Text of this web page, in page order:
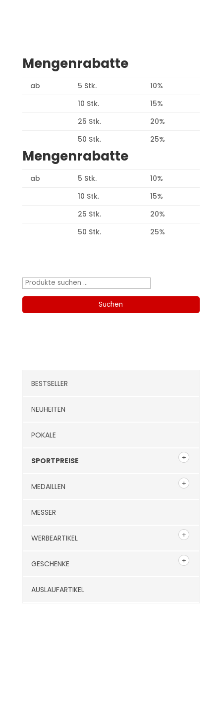
Mengenrabatte
ab 5 Stk.
10%
10 Stk.
15%
25 Stk.
20%
50 Stk.
25%
Mengenrabatte
ab 5 Stk.
10%
10 Stk.
15%
25 Stk.
20%
50 Stk.
25%
Suchen
Suchen
BESTSELLER
NEUHEITEN
POKALE
SPORTPREISE
MEDAILLEN
MESSER
WERBEARTIKEL
GESCHENKE
AUSLAUFARTIKEL